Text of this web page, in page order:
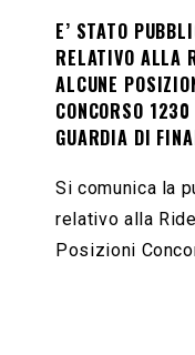
E’ STATO
RELATIVO ALLA
ALCUNE
CONCORSO
GUARDIA DI
Si comunica la
relativo alla
Posizioni